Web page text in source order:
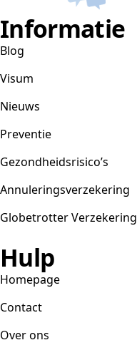
Informatie
Blog
Visum
Nieuws
Preventie
Gezondheidsrisico’s
Annuleringsverzekering
Globetrotter Verzekering
Hulp
Homepage
Contact
Over ons